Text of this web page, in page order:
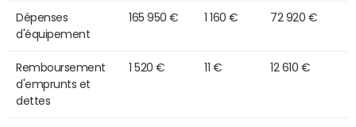
Dépenses
d'équipement
165 950 € 1 160 € 72 920 €
Remboursement
d'emprunts et
dettes
1 520 € 11 € 12 610 €